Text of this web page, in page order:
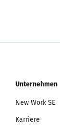
Unternehmen
New Work SE
Karriere